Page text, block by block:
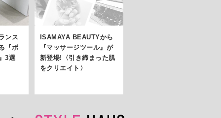
ンス
『ボ
3選
ISAMAYA BEAUTYから
『マッサージツール』が
新登場!〈引き締まった肌
をクリエイト〉